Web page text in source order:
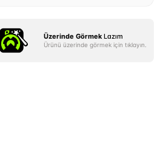
Üzerinde Görmek Lazım
Ürünü üzerinde görmek için tıklayın.